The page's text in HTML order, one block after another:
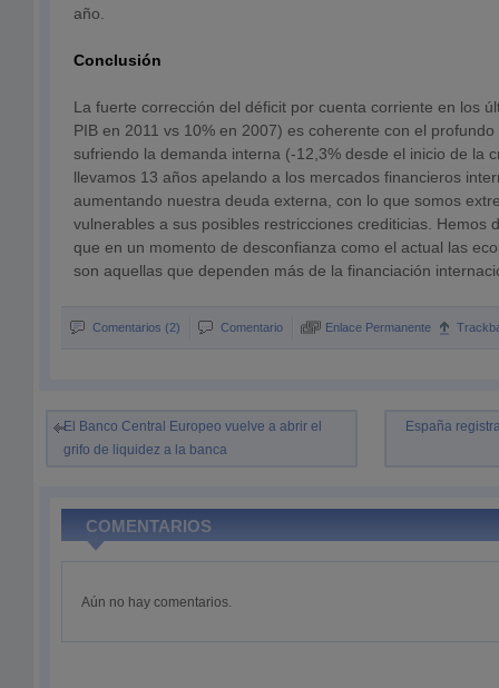
año.
Conclusión
La fuerte corrección del déficit por cuenta corriente en los
PIB en 2011 vs 10% en 2007) es coherente con el
sufriendo la demanda interna (-12,3% desde el inicio de la
llevamos 13 años apelando a los mercados financieros
aumentando nuestra deuda externa, con lo que somos
vulnerables a sus posibles restricciones crediticias. Hemos
que en un momento de desconfianza como el actual las
son aquellas que dependen más de la financiación
Comentarios (2) Comentario Enlace Permanente
El Banco Central Europeo vuelve a abrir el
grifo de liquidez a la banca
España
COMENTARIOS
Aún no hay comentarios.